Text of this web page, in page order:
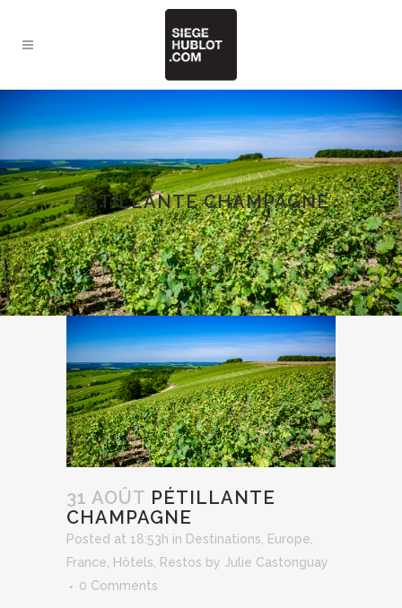
PÉTILLANTE CHAMPAGNE
31 AOÛT PÉTILLANTE
CHAMPAGNE
Posted at 18:53h in Destinations Europe
France
Hôtels Restos by Julie Castonguay
0 Comments